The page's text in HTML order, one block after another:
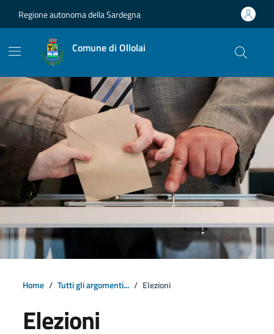
Regione autonoma della Sardegna
Comune di Ollolai
Home Tutti gli argomenti... Elezioni
Elezioni